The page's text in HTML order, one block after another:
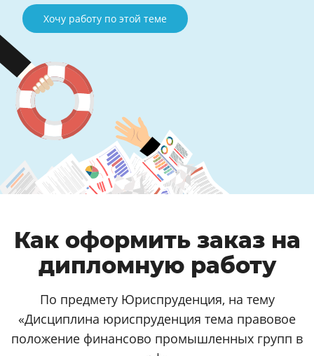
Хочу работу по этой теме
Как оформить заказ на
дипломную работу
По предмету Юриспруденция, на тему
«Дисциплина юриспруденция тема правовое
положение финансово промышленных групп в